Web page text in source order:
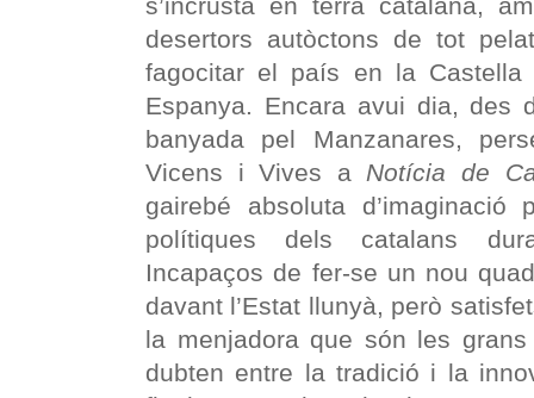
desertors autòctons de tot
fagocitar el país en la Castella
Espanya. Encara avui dia, des
banyada pel Manzanares,
Vicens i Vives a Notícia de
gairebé absoluta d’imaginació
polítiques dels catalans
Incapaços de fer-se un nou
davant l’Estat llunyà, però
la menjadora que són les
dubten entre la tradició i la